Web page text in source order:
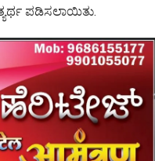
ಪಡಿಸಲಾಯಿತು.